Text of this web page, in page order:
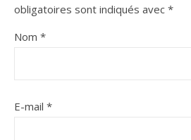
obligatoires sont indiqués avec *
Nom *
E-mail *